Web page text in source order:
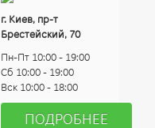
г. Киев, пр-т
Брестейский, 70
Пн-Пт 10:00 - 19:00
Сб 10:00 - 19:00
Вск 10:00 - 18:00
ПОДРОБНЕЕ